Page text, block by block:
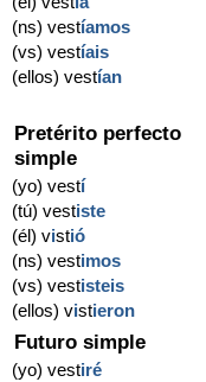
(ns) vestíamos
(vs) vestíais
(ellos) vestían
Pretérito perfecto
simple
(yo) vestí
(tú) vestiste
(él) vistió
(ns) vestimos
(vs) vestisteis
(ellos) vistieron
Futuro simple
(yo) vestiré